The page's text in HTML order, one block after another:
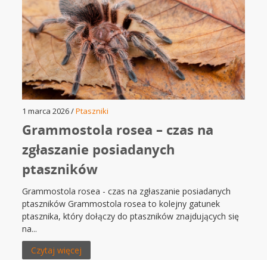
1 marca 2026 /Ptaszniki
Grammostola rosea – czas na
zgłaszanie posiadanych
ptaszników
Grammostola rosea - czas na zgłaszanie posiadanych
ptaszników Grammostola rosea to kolejny gatunek
ptasznika, który dołączy do ptaszników znajdujących się
na...
Czytaj więcej